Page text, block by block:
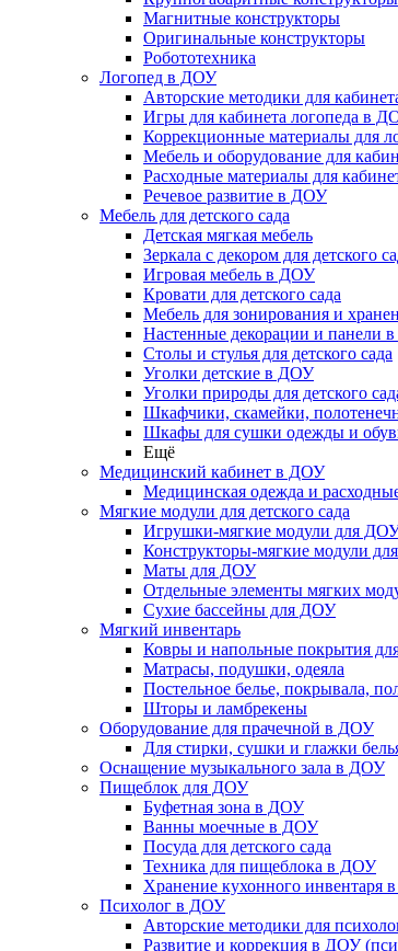
Магнитные конструкторы
Оригинальные конструкторы
Робототехника
Логопед в ДОУ
Авторские методики для
Игры для кабинета логопеда в
Коррекционные материалы для
Мебель и оборудование для
Расходные материалы для
Речевое развитие в ДОУ
Мебель для детского сада
Детская мягкая мебель
Зеркала с декором для детского
Игровая мебель в ДОУ
Кровати для детского сада
Мебель для зонирования и
Настенные декорации и панели
Столы и стулья для детского сада
Уголки детские в ДОУ
Уголки природы для детского
Шкафчики, скамейки,
Шкафы для сушки одежды и
Ещё
Медицинский кабинет в ДОУ
Медицинская одежда и
Мягкие модули для детского сада
Игрушки-мягкие модули для
Конструкторы-мягкие модули
Маты для ДОУ
Отдельные элементы мягких
Сухие бассейны для ДОУ
Мягкий инвентарь
Ковры и напольные покрытия для
Матрасы, подушки, одеяла
Постельное белье, покрывала,
Шторы и ламбрекены
Оборудование для прачечной в ДОУ
Для стирки, сушки и глажки
Оснащение музыкального зала в ДОУ
Пищеблок для ДОУ
Буфетная зона в ДОУ
Ванны моечные в ДОУ
Посуда для детского сада
Техника для пищеблока в ДОУ
Хранение кухонного инвентаря
Психолог в ДОУ
Авторские методики для
Развитие и коррекция в ДОУ